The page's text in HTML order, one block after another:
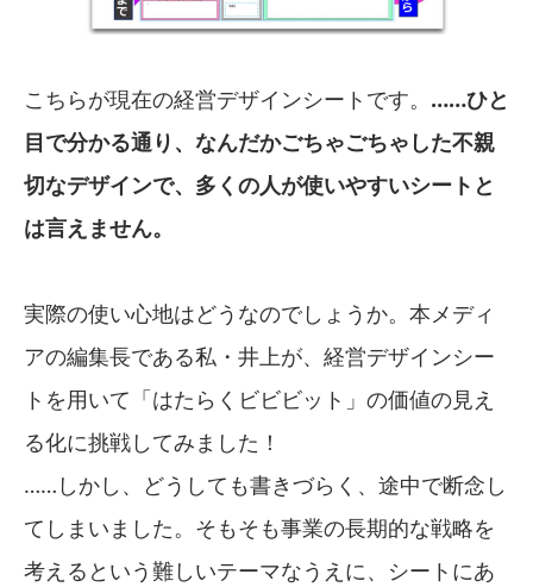
こちらが現在の経営デザインシートです。 ……ひと
目で分かる通り、なんだかごちゃごちゃした不親
切なデザインで、多くの人が使いやすいシートと
は言えません。
実際の使い心地はどうなのでしょうか。本メディ
アの編集長である私・井上が、経営デザインシー
トを用いて「はたらくビビビット」の価値の見え
る化に挑戦してみました！
……しかし、どうしても書きづらく、途中で断念し
てしまいました。そもそも事業の長期的な戦略を
考えるという難しいテーマなうえに、シートにあ